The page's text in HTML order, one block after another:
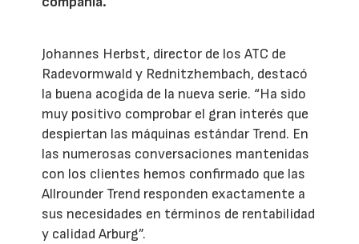
Johannes Herbst, director de los ATC de
Radevormwald y Rednitzhembach, destacó
la buena acogida de la nueva serie. “Ha sido
muy positivo comprobar el gran interés que
despiertan las máquinas estándar Trend. En
las numerosas conversaciones mantenidas
con los clientes hemos confirmado que las
Allrounder Trend responden exactamente a
sus necesidades en términos de rentabilidad
y calidad Arburg”.